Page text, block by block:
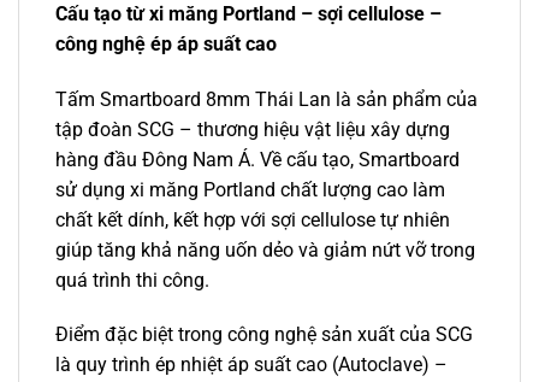
Cấu tạo từ xi măng Portland – sợi cellulose –
công nghệ ép áp suất cao
Tấm Smartboard 8mm Thái Lan là sản phẩm của
tập đoàn SCG – thương hiệu vật liệu xây dựng
hàng đầu Đông Nam Á. Về cấu tạo, Smartboard
sử dụng xi măng Portland chất lượng cao làm
chất kết dính, kết hợp với sợi cellulose tự nhiên
giúp tăng khả năng uốn dẻo và giảm nứt vỡ trong
quá trình thi công.
Điểm đặc biệt trong công nghệ sản xuất của SCG
là quy trình ép nhiệt áp suất cao (Autoclave) –